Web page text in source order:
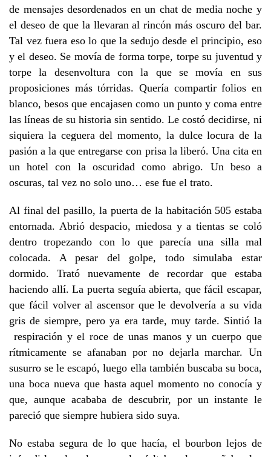
de mensajes desordenados en un chat de media noche y
el deseo de que la llevaran al rincón más oscuro del bar.
Tal vez fuera eso lo que la sedujo desde el principio, eso
y el deseo. Se movía de forma torpe, torpe su juventud y
torpe la desenvoltura con la que se movía en sus
proposiciones más tórridas. Quería compartir folios en
blanco, besos que encajasen como un punto y coma entre
las líneas de su historia sin sentido. Le costó decidirse, ni
siquiera la ceguera del momento, la dulce locura de la
pasión a la que entregarse con prisa la liberó. Una cita en
un hotel con la oscuridad como abrigo. Un beso a
oscuras, tal vez no solo uno… ese fue el trato.
Al final del pasillo, la puerta de la habitación 505 estaba
entornada. Abrió despacio, miedosa y a tientas se coló
dentro tropezando con lo que parecía una silla mal
colocada. A pesar del golpe, todo simulaba estar
dormido. Trató nuevamente de recordar que estaba
haciendo allí. La puerta seguía abierta, que fácil escapar,
que fácil volver al ascensor que le devolvería a su vida
gris de siempre, pero ya era tarde, muy tarde. Sintió la
respiración y el roce de unas manos y un cuerpo que
rítmicamente se afanaban por no dejarla marchar. Un
susurro se le escapó, luego ella también buscaba su boca,
una boca nueva que hasta aquel momento no conocía y
que, aunque acababa de descubrir, por un instante le
pareció que siempre hubiera sido suya.
No estaba segura de lo que hacía, el bourbon lejos de